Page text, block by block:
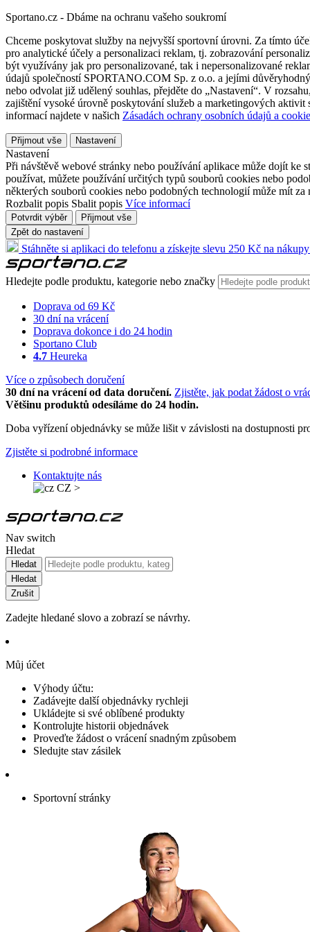
Sportano.cz - Dbáme na ochranu vašeho soukromí
Chceme poskytovat služby na nejvyšší sportovní úrovni. Za tímto
pro analytické účely a personalizaci reklam, tj. zobrazování
být využívány jak pro personalizované, tak i nepersonalizované
údajů společností SPORTANO.COM Sp. z o.o. a jejími
nebo odvolat již udělený souhlas, přejděte do „Nastavení“. V
zajištění vysoké úrovně poskytování služeb a marketingových
informací najdete v našich Zásadách ochrany osobních údajů a
Přijmout vše Nastavení
Nastavení
Při návštěvě webové stránky nebo používání aplikace může dojít ke
používat, můžete používání určitých typů souborů cookies nebo
některých souborů cookies nebo podobných technologií může mít
Rozbalit popis Sbalit popis Více informací
Potvrdit výběr
Přijmout vše
Zpět do nastavení
Stáhněte si aplikaci do telefonu a získejte slevu 250 Kč na
Hledejte podle produktu, kategorie nebo značky
Doprava od 69 Kč
30 dní na vrácení
Doprava dokonce i do 24 hodin
Sportano Club
4.7 Heureka
Více o způsobech doručení
30 dní na vrácení od data doručení. Zjistěte, jak podat žádost o
Většinu produktů odesíláme do 24 hodin.
Doba vyřízení objednávky se může lišit v závislosti na dostupnosti
Zjistěte si podrobné informace
Kontaktujte nás
CZ >
Nav switch
Hledat
Hledat
Hledat
Zrušit
Zadejte hledané slovo a zobrazí se návrhy.
Můj účet
Výhody účtu:
Zadávejte další objednávky rychleji
Ukládejte si své oblíbené produkty
Kontrolujte historii objednávek
Proveďte žádost o vrácení snadným způsobem
Sledujte stav zásilek
Sportovní stránky